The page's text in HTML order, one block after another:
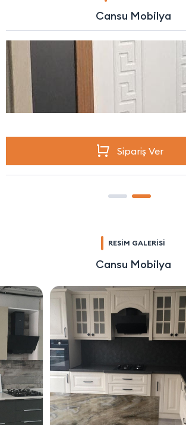
Cansu Mobilya
Sipariş Ver
RESİM GALERİSİ
Cansu Mobilya